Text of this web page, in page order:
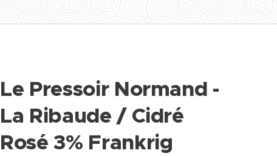
Le Pressoir Normand -
La Ribaude / Cidré
Rosé 3% Frankrig